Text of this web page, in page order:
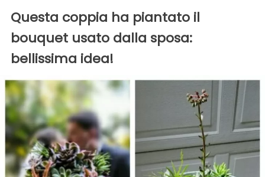
Questa coppia ha piantato il
bouquet usato dalla sposa:
bellissima idea!